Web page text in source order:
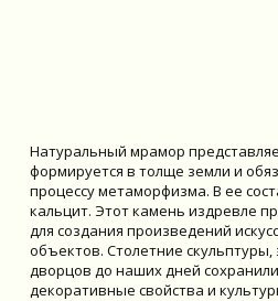
Натуральный мрамор
формируется в толще земли и
процессу метаморфизма. В ее
кальцит. Этот камень издревле
для создания произведений
объектов. Столетние
дворцов до наших дней
декоративные свойства и